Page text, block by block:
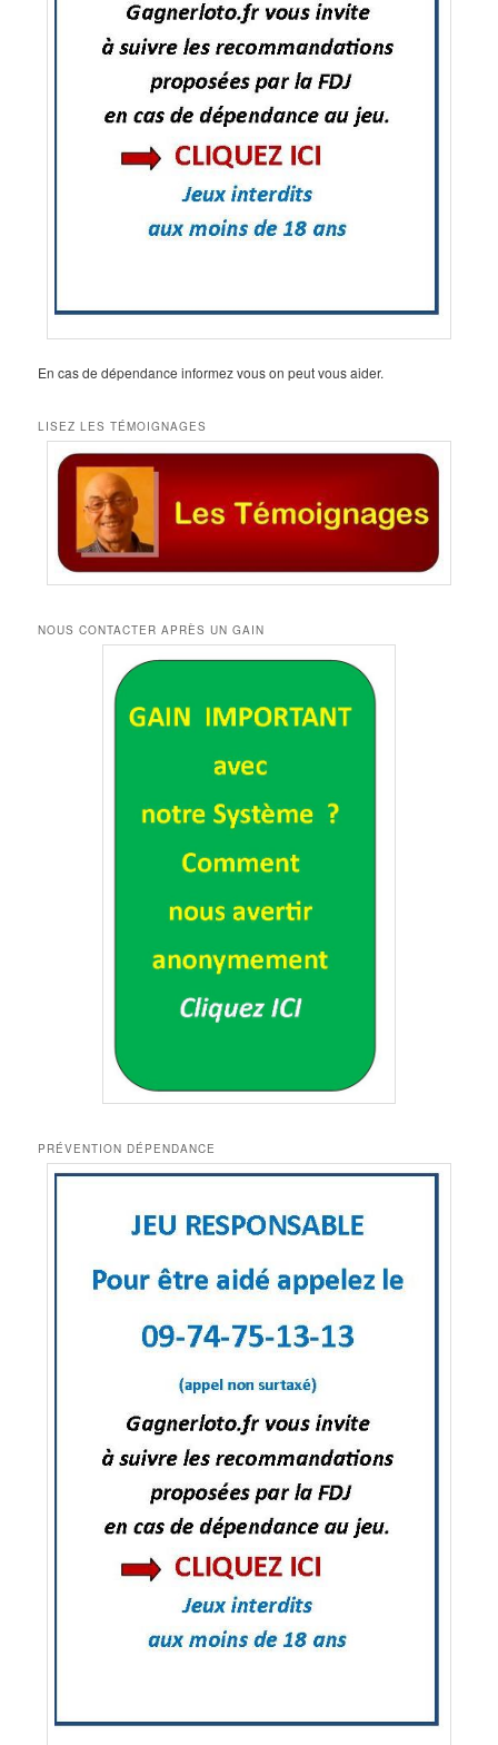
En cas de dépendance informez vous on peut vous aider.
LISEZ LES TÉMOIGNAGES
NOUS CONTACTER APRÈS UN GAIN
PRÉVENTION DÉPENDANCE